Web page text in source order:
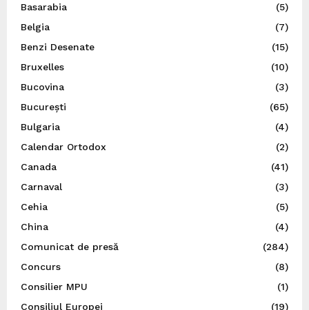
Basarabia
(5)
Belgia
(7)
Benzi Desenate
(15)
Bruxelles
(10)
Bucovina
(3)
București
(65)
Bulgaria
(4)
Calendar Ortodox
(2)
Canada
(41)
Carnaval
(3)
Cehia
(5)
China
(4)
Comunicat de presă
(284)
Concurs
(8)
Consilier MPU
(1)
Consiliul Europei
(19)